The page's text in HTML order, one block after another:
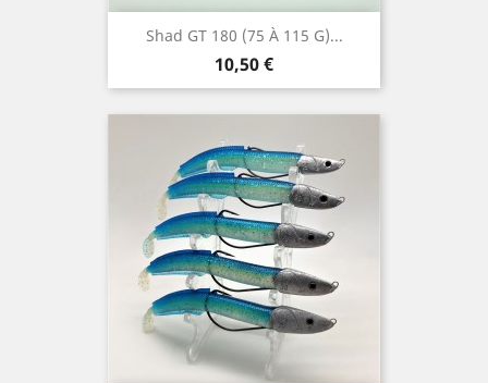
Shad GT 180 (75 À 115 G)...
Prix
10,50 €